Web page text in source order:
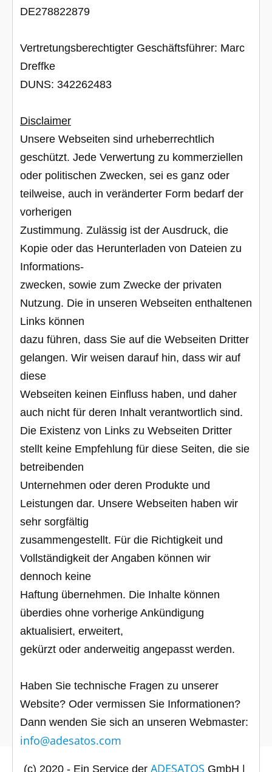
DE278822879
Vertretungsberechtigter Geschäftsführer: Marc
Dreffke
DUNS: 342262483
Disclaimer
Unsere Webseiten sind urheberrechtlich
geschützt. Jede Verwertung zu kommerziellen
oder politischen Zwecken, sei es ganz oder
teilweise, auch in veränderter Form bedarf der
vorherigen
Zustimmung. Zulässig ist der Ausdruck, die
Kopie oder das Herunterladen von Dateien zu
Informations-
zwecken, sowie zum Zwecke der privaten
Nutzung. Die in unseren Webseiten enthaltenen
Links können
dazu führen, dass Sie auf die Webseiten Dritter
gelangen. Wir weisen darauf hin, dass wir auf
diese
Webseiten keinen Einfluss haben, und daher
auch nicht für deren Inhalt verantwortlich sind.
Die Existenz von Links zu Webseiten Dritter
stellt keine Empfehlung für diese Seiten, die sie
betreibenden
Unternehmen oder deren Produkte und
Leistungen dar. Unsere Webseiten haben wir
sehr sorgfältig
zusammengestellt. Für die Richtigkeit und
Vollständigkeit der Angaben können wir
dennoch keine
Haftung übernehmen. Die Inhalte können
überdies ohne vorherige Ankündigung
aktualisiert, erweitert,
gekürzt oder anderweitig angepasst werden.
Haben Sie technische Fragen zu unserer
Website? Oder vermissen Sie Informationen?
Dann wenden Sie sich an unseren Webmaster:
info@adesatos.com
​(c) ​​2020 - Ein Service der ​ ADESATOS GmbH |